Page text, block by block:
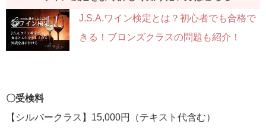
J.S.A.ワイン検定とは？初心者でも合格で
きる！ブロンズクラスの問題も紹介！
〇受検料
【シルバークラス】15,000円（テキスト代含む）